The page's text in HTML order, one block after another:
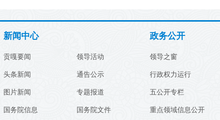
新闻中心
贡嘎要闻
头条新闻
图片新闻
国务院信息
领导活动
通告公示
专题报道
国务院文件
政务公开
领导之窗
行政权力运行
五公开专栏
重点领域信息公开